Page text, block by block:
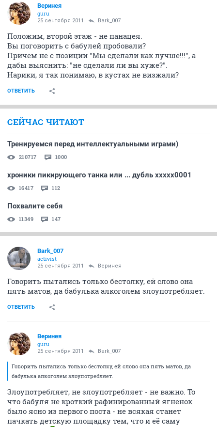
Веринея
guru
25 сентября 2011 Bark_007
Положим, второй этаж - не панацея.
Вы поговорить с бабулей пробовали?
Причем не с позиции "Мы сделали как лучше!!!", а
дабы выяснить: "не сделали ли вы хуже?".
Нарики, я так понимаю, в кустах не визжали?
ОТВЕТИТЬ
СЕЙЧАС ЧИТАЮТ
Тренируемся перед интеллектуальными играми)
210717 1000
хроники пикирующего танка или ... дубль xxxxx0001
16417 112
Похвалите себя
11349 147
Bark_007
activist
25 сентября 2011 Веринея
Говорить пытались только бестолку, ей слово она
пять матов, да бабулька алкоголем злоупотребляет.
ОТВЕТИТЬ
Веринея
guru
25 сентября 2011 Bark_007
Говорить пытались только бестолку, ей слово она пять матов, да
бабулька алкоголем злоупотребляет.
Злоупотребляет, не злоупотребляет - не важно. То
что бабуля не кроткий рафинированный ягненок
было ясно из первого поста - не всякая станет
пачкать детскую площадку тем, что и её саму